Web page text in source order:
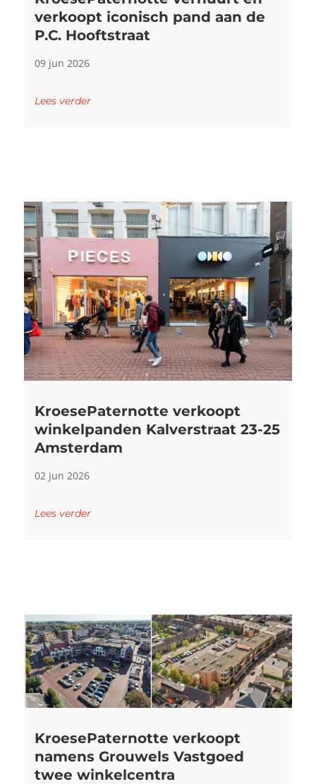
verkoopt iconisch pand aan de
P.C. Hooftstraat
09 jun 2026
Lees verder
KroesePaternotte verkoopt
winkelpanden Kalverstraat 23-25
Amsterdam
02 jun 2026
Lees verder
KroesePaternotte verkoopt
namens Grouwels Vastgoed
twee winkelcentra